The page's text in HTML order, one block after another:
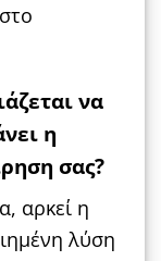
να
η
σας?
αρκεί η
λύση